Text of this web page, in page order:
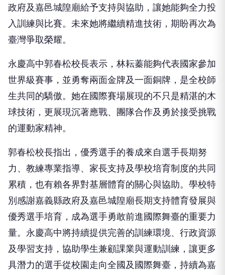
政府及嘉邑城隍廟給予支持與協助，讓她能夠全力投
入訓練與比賽。未來她將繼續精進技術，期盼再次為
臺灣爭取榮耀。
永慶高中郭春松校長表示，林耘蓁能夠代表國家參加
世界級賽事，並勇奪兩面金牌及一面銅牌，是全校師
生共同的驕傲。她在國際賽場展現的不只是精湛的木
球技術，更展現沉著應戰、團隊合作及勇於接受挑戰
的運動家精神。
郭春松校長指出，優秀選手的養成來自選手長期努
力、教練專業指導、家長支持及學校培育制度的共同
累積，也有賴各界對基層體育的關心與協助。學校特
別感謝嘉義縣政府及嘉邑城隍廟長期支持體育發展與
優秀選手培育，成為選手勇敢前進國際舞臺的重要力
量。永慶高中將持續提供完善的訓練環境、行政資源
及學習支持，協助學生兼顧課業與運動訓練，讓更多
具潛力的選手從校園走向全國及國際舞臺，持續為嘉